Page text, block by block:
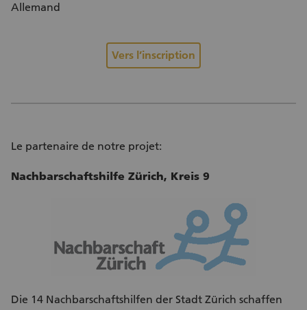
Allemand
Vers l’inscription
Le partenaire de notre projet:
Nachbarschaftshilfe Zürich, Kreis 9
Die 14 Nachbarschaftshilfen der Stadt Zürich schaffen